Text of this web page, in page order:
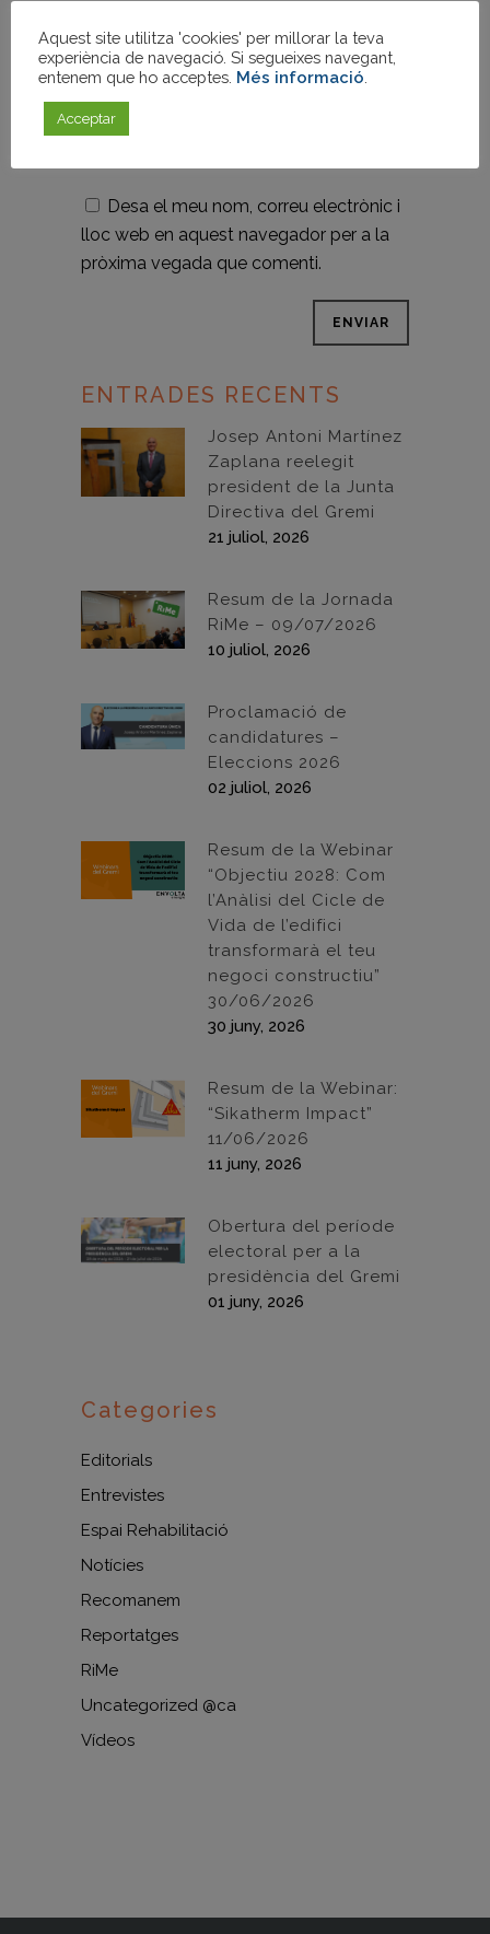
Desa el meu nom, correu electrònic i
lloc web en aquest navegador per a la
pròxima vegada que comenti.
ENTRADES RECENTS
Josep Antoni Martínez
Zaplana reelegit
president de la Junta
Directiva del Gremi
21 juliol, 2026
Resum de la Jornada
RiMe – 09/07/2026
10 juliol, 2026
Proclamació de
candidatures –
Eleccions 2026
02 juliol, 2026
Resum de la Webinar
“Objectiu 2028: Com
l’Anàlisi del Cicle de
Vida de l’edifici
transformarà el teu
negoci constructiu”
30/06/2026
30 juny, 2026
Resum de la Webinar:
“Sikatherm Impact”
11/06/2026
11 juny, 2026
Obertura del període
electoral per a la
presidència del Gremi
01 juny, 2026
Categories
Editorials
Entrevistes
Espai Rehabilitació
Notícies
Recomanem
Reportatges
RiMe
Uncategorized @ca
Vídeos
Aquest site utilitza 'cookies' per millorar la teva
experiència de navegació. Si segueixes navegant,
entenem que ho acceptes. Més informació
Acceptar